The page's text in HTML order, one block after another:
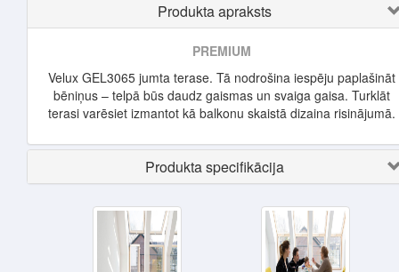
Produkta apraksts
PREMIUM
Velux GEL3065 jumta terase. Tā nodrošina iespēju paplašināt
bēniņus – telpā būs daudz gaismas un svaiga gaisa. Turklāt
terasi varēsiet izmantot kā balkonu skaistā dizaina risinājumā.
Produkta specifikācija